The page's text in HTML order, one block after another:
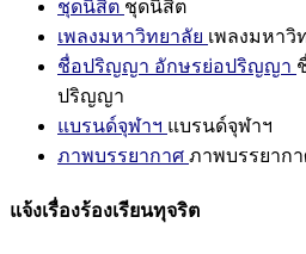
ชุดนิสิต ชุดนิสิต
เพลงมหาวิทยาลัย เพลงมหาวิ
ชื่อปริญญา อักษรย่อปริญญา
ปริญญา
แบรนด์จุฬาฯ แบรนด์จุฬาฯ
ภาพบรรยากาศ ภาพบรรยาก
แจ้งเรื่องร้องเรียนทุจริต